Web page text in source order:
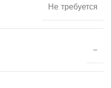
Не требуется
–